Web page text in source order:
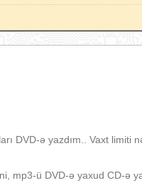
DVD-ə yazdım.. Vaxt limiti
mp3-ü DVD-ə yaxud CD-ə